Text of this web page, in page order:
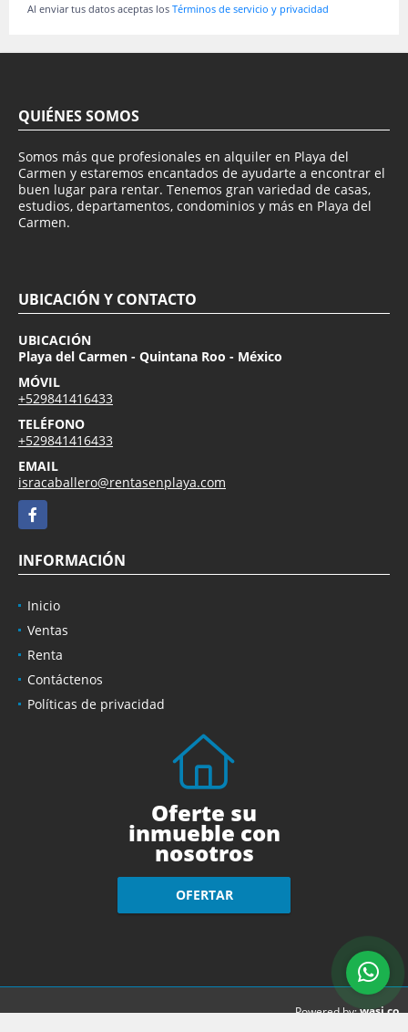
Al enviar tus datos aceptas los Términos de servicio y privacidad
QUIÉNES SOMOS
Somos más que profesionales en alquiler en Playa del
Carmen y estaremos encantados de ayudarte a encontrar el
buen lugar para rentar. Tenemos gran variedad de casas,
estudios, departamentos, condominios y más en Playa del
Carmen.
UBICACIÓN Y CONTACTO
UBICACIÓN
Playa del Carmen - Quintana Roo - México
MÓVIL
+529841416433
TELÉFONO
+529841416433
EMAIL
isracaballero@rentasenplaya.com
Facebook
INFORMACIÓN
Inicio
Ventas
Renta
Contáctenos
Políticas de privacidad
Oferte su
inmueble con
nosotros
OFERTAR
Powered by:wasi.co